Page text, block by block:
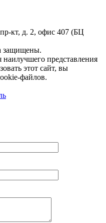
кт, д. 2, офис 407 (БЦ
защищены.
представления
этот сайт, вы
файлов.